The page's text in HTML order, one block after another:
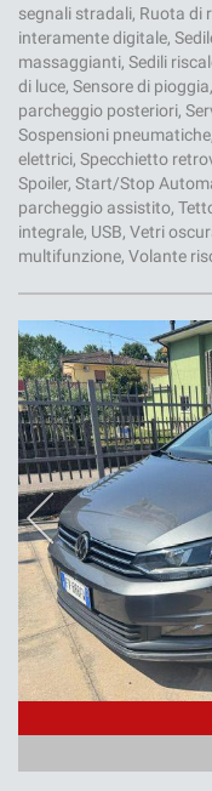
segnali stradali, Ruota di
interamente digitale,
massaggianti, Sedili
di luce, Sensore di
parcheggio posteriori,
Sospensioni
elettrici, Specchietto
Spoiler, Start/Stop
parcheggio assistito,
integrale, USB, Vetri
multifunzione, Volante